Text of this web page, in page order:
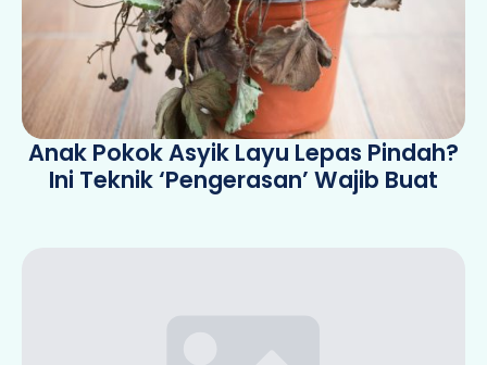
Anak Pokok Asyik Layu Lepas Pindah?
Ini Teknik ‘Pengerasan’ Wajib Buat